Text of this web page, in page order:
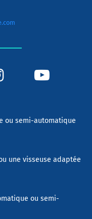
ou semi-automatique
une visseuse adaptée
ou semi-